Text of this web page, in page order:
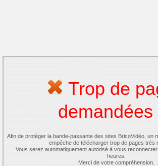
Trop de
demandées
Afin de protéger la bande-passante des sites BricoVidéo, un
empêche de télécharger trop de pages très
Vous serez automatiquement autorisé à vous
heures.
Merci de votre compréhension.